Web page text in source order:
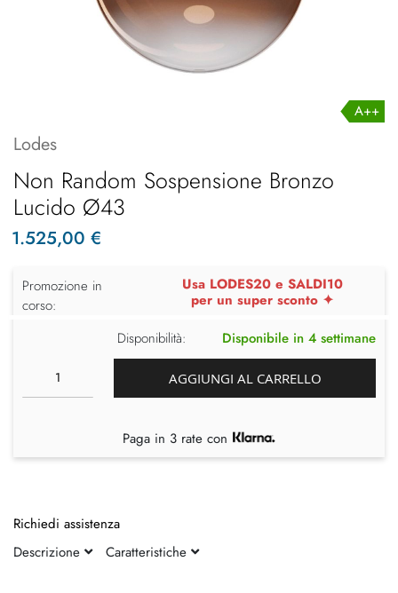
A++
Lodes
Non Random Sospensione Bronzo
Lucido Ø43
1.525,00 €
Promozione in
corso:
Usa LODES20 e SALDI10
per un super sconto ✦
Disponibilità:
Disponibile in 4 settimane
AGGIUNGI AL CARRELLO
Paga in 3 rate con
Richiedi assistenza
Descrizione
Caratteristiche